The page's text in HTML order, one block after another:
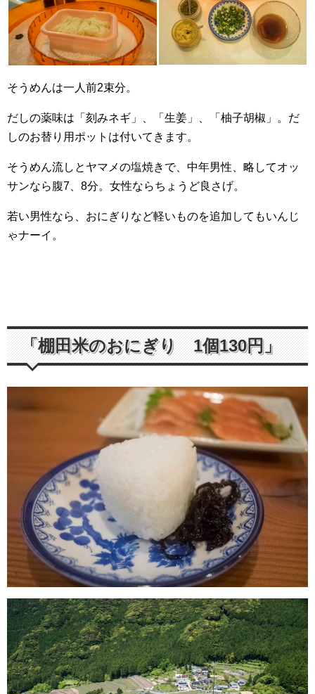
そうめんは一人前2束分。
だしの薬味は「刻みネギ」、「生姜」、「柚子胡椒」。だ
しのお替り用ポットは付いてきます。
そうめん流しとヤマメの塩焼きで、中年男性、略してオッ
サンなら腹7、8分。女性ならちょうど良さげ。
若い男性なら、おにぎりなど軽いものを追加してもいんじ
ゃナーイ。
「棚田米のおにぎり 1個130円」